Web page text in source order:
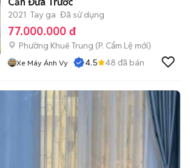
2021 Tay ga Đã sử dụng
77.000.000 đ
Phường Khuê Trung (P. Cẩm Lệ mới)
Xe Máy Ánh Vy 4.5 48 đã bán